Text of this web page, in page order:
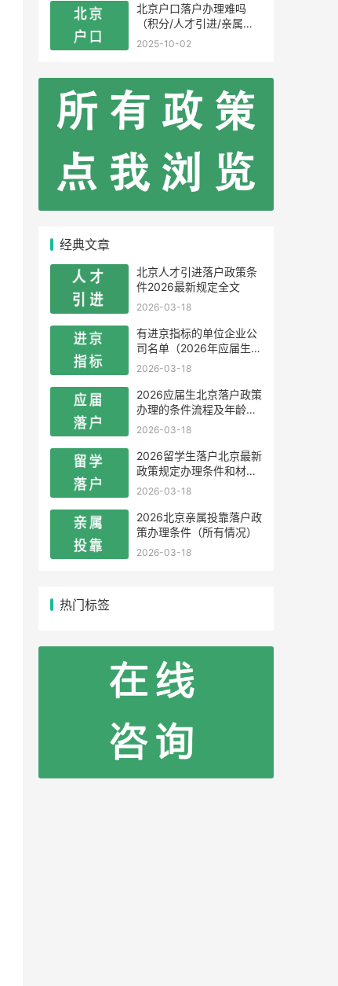
北京户口落户办理难吗
（积分/人才引进/亲属投
靠）
2025-10-02
经典文章
北京人才引进落户政策条
件2026最新规定全文
2026-03-18
有进京指标的单位企业公
司名单（2026年应届生留
学生）
2026-03-18
2026应届生北京落户政策
办理的条件流程及年龄限
制
2026-03-18
2026留学生落户北京最新
政策规定办理条件和材料
及流程
2026-03-18
2026北京亲属投靠落户政
策办理条件（所有情况）
2026-03-18
热门标签